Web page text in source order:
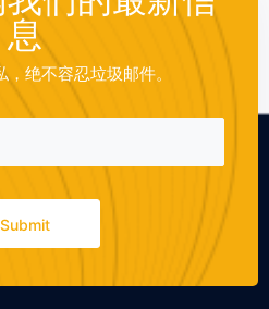
息
绝不容忍垃圾邮件。
Submit